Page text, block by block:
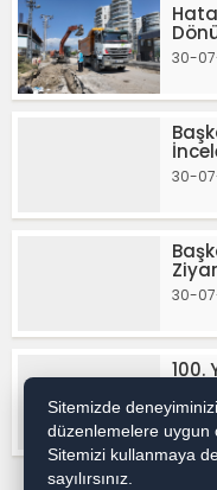
30-
30-
30-
100.
30-
Sitemizde
düzenlemelere uygun
Sitemizi kullanmaya
sayılırsınız.